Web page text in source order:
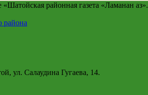
районная газета «Ламанан аз».
района
ул. Салаудина Гугаева, 14.